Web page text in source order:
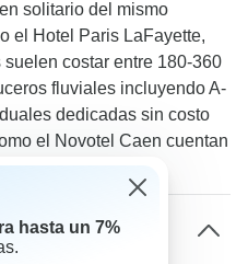
solitario del mismo
el Hotel Paris LaFayette,
costar entre 180-360
fluviales incluyendo A-
dedicadas sin costo
el Novotel Caen cuentan
diseñadas.
hay para viajeros
Francia?
hasta un 7%